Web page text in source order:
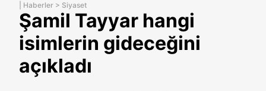
Haberler > Siyaset
Şamil Tayyar hangi
isimlerin gideceğini
açıkladı